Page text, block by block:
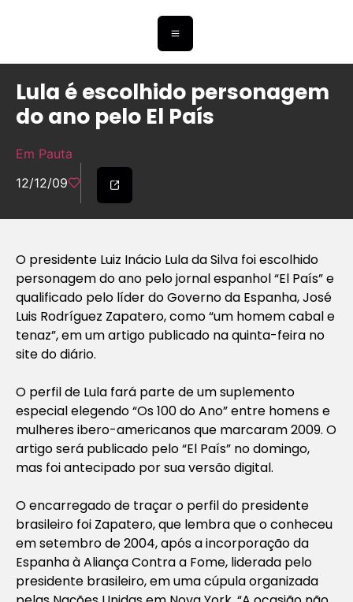
Lula é escolhido personagem
do ano pelo El País
Em Pauta
12/12/09
O presidente Luiz Inácio Lula da Silva foi escolhido
personagem do ano pelo jornal espanhol “El País” e
qualificado pelo líder do Governo da Espanha, José
Luis Rodríguez Zapatero, como “um homem cabal e
tenaz”, em um artigo publicado na quinta-feira no
site do diário.
O perfil de Lula fará parte de um suplemento
especial elegendo “Os 100 do Ano” entre homens e
mulheres ibero-americanos que marcaram 2009. O
artigo será publicado pelo “El País” no domingo,
mas foi antecipado por sua versão digital.
O encarregado de traçar o perfil do presidente
brasileiro foi Zapatero, que lembra que o conheceu
em setembro de 2004, após a incorporação da
Espanha à Aliança Contra a Fome, liderada pelo
presidente brasileiro, em uma cúpula organizada